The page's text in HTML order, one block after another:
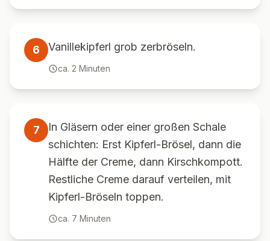
6 Vanillekipferl grob zerbröseln.
ca. 2 Minuten
7
In Gläsern oder einer großen Schale
schichten: Erst Kipferl-Brösel, dann die
Hälfte der Creme, dann Kirschkompott.
Restliche Creme darauf verteilen, mit
Kipferl-Bröseln toppen.
ca. 7 Minuten